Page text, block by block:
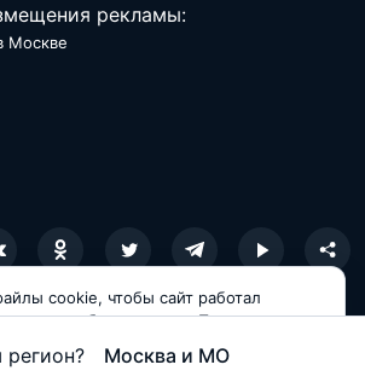
Москва и МО
рекламы:
Москве
персональных данных
cookie, чтобы сайт работал
удобнее для вас. Продолжая